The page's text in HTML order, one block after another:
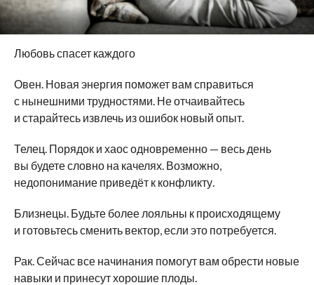
Любовь спасет каждого
Овен. Новая энергия поможет вам справиться
с нынешними трудностями. Не отчаивайтесь
и старайтесь извлечь из ошибок новый опыт.
Телец. Порядок и хаос одновременно — весь день
вы будете словно на качелях. Возможно,
недопонимание приведёт к конфликту.
Близнецы. Будьте более лояльны к происходящему
и готовьтесь сменить вектор, если это потребуется.
Рак. Сейчас все начинания помогут вам обрести новые
навыки и принесут хорошие плоды.